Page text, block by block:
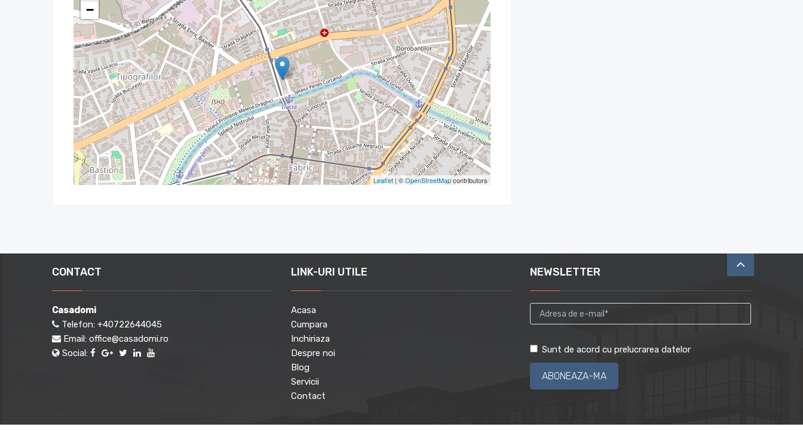
−
Leaflet | ©OpenStreetMapcontributors
CONTACT
Casadomi
Telefon: +40722644045
Email: office@casadomi.ro
Social:
LINK-URI UTILE
Acasa
Cumpara
Inchiriaza
Despre noi
Blog
Servicii
Contact
NEWSLETTER
Sunt de acord cu prelucrarea datelor